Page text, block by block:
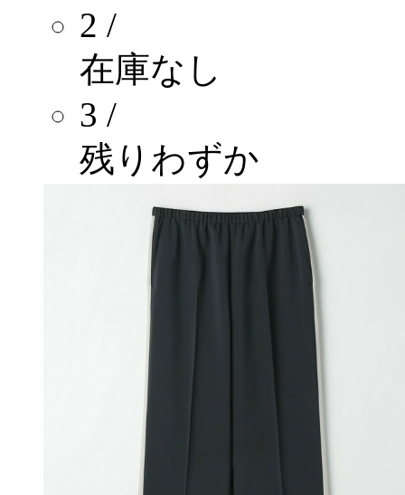
2 /
在庫なし
3 /
残りわずか